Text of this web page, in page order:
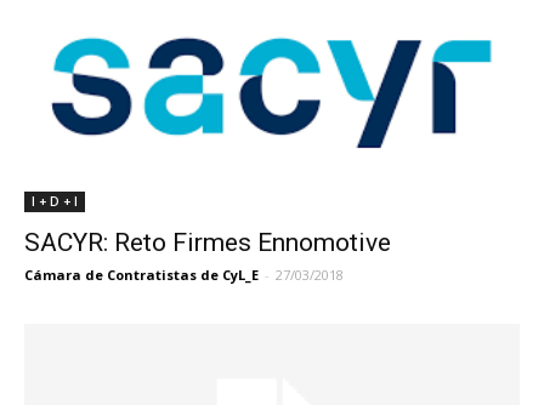
I + D + I
SACYR: Reto Firmes Ennomotive
Cámara de Contratistas de CyL_E - 27/03/2018